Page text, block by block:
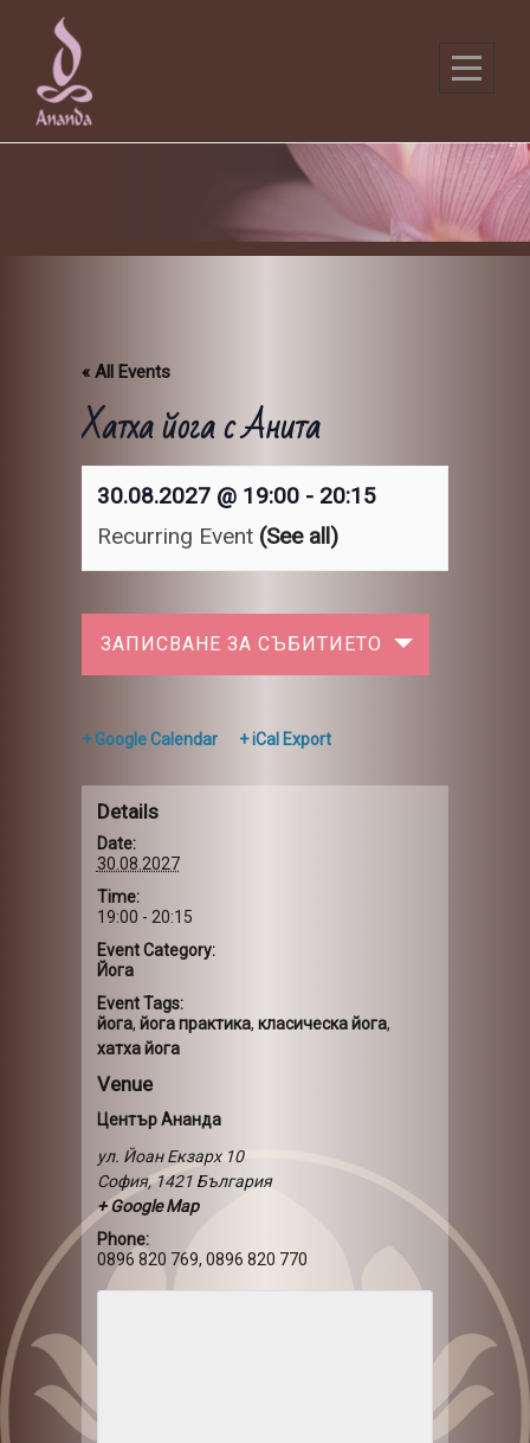
content
« All Events
Хатха йога с Анита
30.08.2027 @ 19:00 - 20:15
Recurring Event (See all)
ЗАПИСВАНЕ ЗА СЪБИТИЕТО
+ Google Calendar + iCal Export
Details
Date:
30.08.2027
Time:
19:00 - 20:15
Event Category:
Йога
Event Tags:
йога, йога практика, класическа йога,
хатха йога
Venue
Център Ананда
ул. Йоан Екзарх 10
София, 1421 България
+ Google Map
Phone:
0896 820 769, 0896 820 770